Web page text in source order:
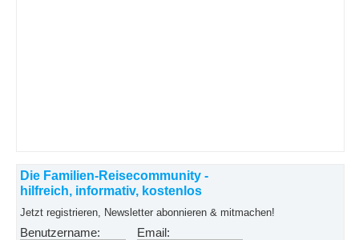
Die Familien-Reisecommunity -
hilfreich, informativ, kostenlos
Jetzt registrieren, Newsletter abonnieren & mitmachen!
Benutzername: Email: